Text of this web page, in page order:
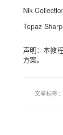
Nik
Topaz
声明：本教
方案。
文章标签：